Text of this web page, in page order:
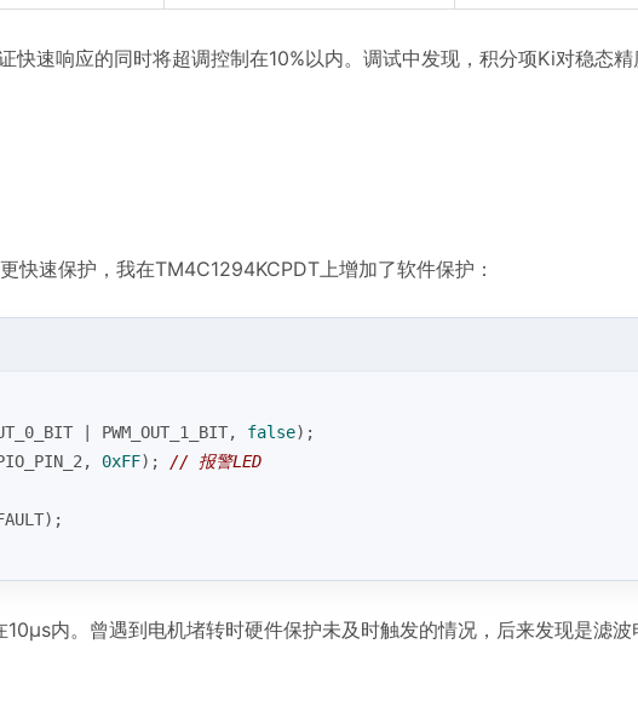
速响应的同时将超调控制在10%以内。调试中发现，积分项Ki对稳态
速保护，我在TM4C1294KCPDT上增加了软件保护：
| PWM_OUT_1_BIT,
false);
0xFF); // 报警LED
内。曾遇到电机堵转时硬件保护未及时触发的情况，后来发现是滤